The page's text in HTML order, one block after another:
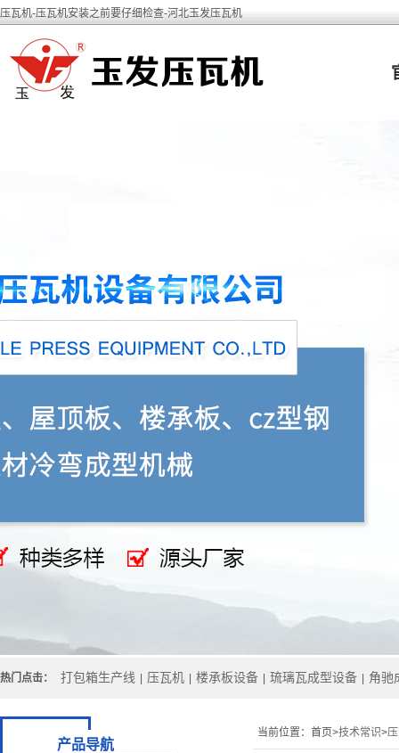
压瓦机-压瓦机安装之前要仔细检查-河北玉发压瓦机
热门点击： 打包箱生产线 压瓦机 楼承板设备 琉璃瓦成型设备 角驰
当前位置： 首页>技术常识>
产品导航